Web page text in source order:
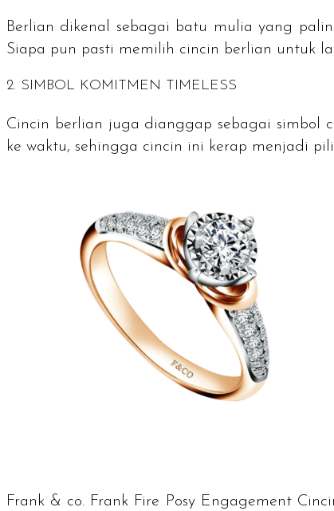
Berlian dikenal sebagai batu mulia yang
Siapa pun pasti memilih cincin berlian untuk
2. SIMBOL KOMITMEN TIMELESS
Cincin berlian juga dianggap sebagai simbol
ke waktu, sehingga cincin ini kerap menjadi
Frank & co. Frank Fire Posy Engagement